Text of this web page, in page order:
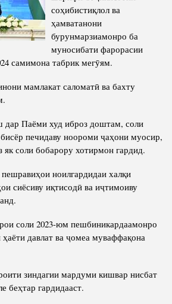
ТОҶИКИСТОН
соҳибистиқлол ва
ҳамватанони
бурунмарзиамонро ба
муносибати фарорасии
самимона табрик мегӯям.
мамлакат саломатӣ ва бахту
дар Паёми худ иброз доштам, соли
печидаву ноороми ҷаҳони муосир,
соли бобарору хотирмон гардид.
ноилгардидаи халқи
сиёсиву иқтисодӣ ва иҷтимоиву
соли 2023-юм пешбиникардаамонро
давлат ва ҷомеа муваффақона
зиндагии мардуми кишвар нисбат
беҳтар гардидааст.